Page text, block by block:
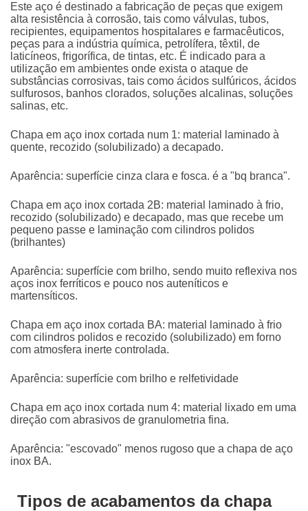
Este aço é destinado a fabricação de peças que exigem
alta resistência à corrosão, tais como válvulas, tubos,
recipientes, equipamentos hospitalares e farmacêuticos,
peças para a indústria química, petrolífera, têxtil, de
laticíneos, frigorífica, de tintas, etc. É indicado para a
utilização em ambientes onde exista o ataque de
substâncias corrosivas, tais como ácidos sulfúricos, ácidos
sulfurosos, banhos clorados, soluções alcalinas, soluções
salinas, etc.
Chapa em aço inox cortada num 1: material laminado à
quente, recozido (solubilizado) a decapado.
Aparência: superfície cinza clara e fosca. é a "bq branca".
Chapa em aço inox cortada 2B: material laminado à frio,
recozido (solubilizado) e decapado, mas que recebe um
pequeno passe e laminação com cilindros polidos
(brilhantes)
Aparência: superfície com brilho, sendo muito reflexiva nos
aços inox ferríticos e pouco nos auteníticos e
martensíticos.
Chapa em aço inox cortada BA: material laminado à frio
com cilindros polidos e recozido (solubilizado) em forno
com atmosfera inerte controlada.
Aparência: superfície com brilho e relfetividade
Chapa em aço inox cortada num 4: material lixado em uma
direção com abrasivos de granulometria fina.
Aparência: "escovado" menos rugoso que a chapa de aço
inox BA.
Tipos de acabamentos da chapa